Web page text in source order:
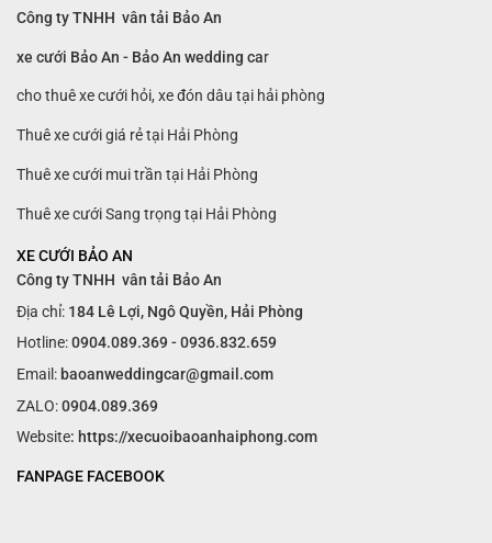
Công ty TNHH vân tải Bảo An
xe cưới Bảo An - Bảo An wedding car
cho thuê xe cưới hỏi, xe đón dâu tại hải phòng
Thuê xe cưới giá rẻ tại Hải Phòng
Thuê xe cưới mui trần tại Hải Phòng
Thuê xe cưới Sang trọng tại Hải Phòng
XE CƯỚI BẢO AN
Công ty TNHH vân tải Bảo An
Địa chỉ: 184 Lê Lợi, Ngô Quyền, Hải Phòng
Hotline:0904.089.369 - 0936.832.659
Email: baoanweddingcar@gmail.com
ZALO:0904.089.369
Website: https://xecuoibaoanhaiphong.com
FANPAGE FACEBOOK